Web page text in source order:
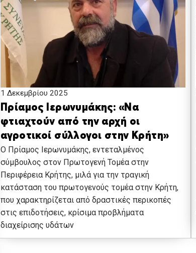
1 Δεκεμβρίου 2025
Πρίαμος Ιερωνυμάκης: «Να
φτιαχτούν από την αρχή οι
αγροτικοί σύλλογοι στην Κρήτη»
Ο Πρίαμος Ιερωνυμάκης, εντεταλμένος
σύμβουλος στον Πρωτογενή Τομέα στην
Περιφέρεια Κρήτης, μιλά για την τραγική
κατάσταση του πρωτογενούς τομέα στην Κρήτη,
που χαρακτηρίζεται από δραστικές περικοπές
στις επιδοτήσεις, κρίσιμα προβλήματα
διαχείρισης υδάτων